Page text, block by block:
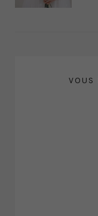
VOUS